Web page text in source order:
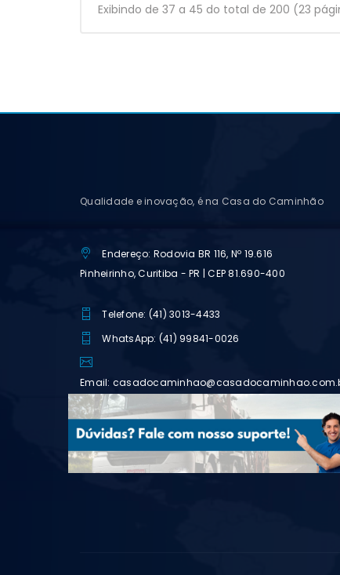
Exibindo de 37 a 45 do total de 200 (23
Qualidade e inovação, é na Casa do Caminhão
Endereço: Rodovia BR 116, Nº 19.616
Pinheirinho, Curitiba - PR | CEP 81.690-400
Telefone: (41) 3013-4433
WhatsApp: (41) 99841-0026
Email: